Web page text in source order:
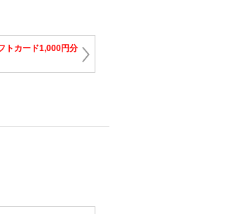
トカード1,000円分